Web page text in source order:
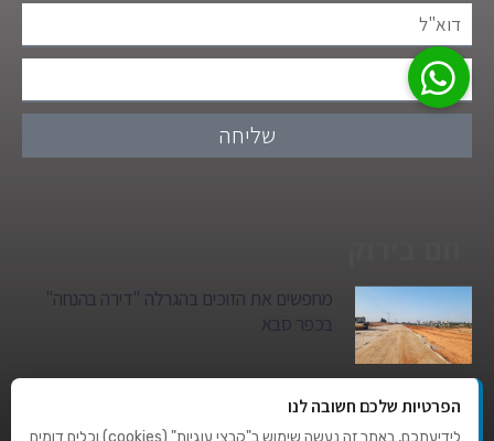
שליחה
מחפשים את הזוכים בהגרלה "דירה בהנחה"
בכפר סבא
גן הילדים של מרים סיטי יהפוך למגדל מגורים:
סגירת מעגל היסטורית במגדיאל
הפרטיות שלכם חשובה לנו
לידיעתכם, באתר זה נעשה שימוש ב"קבצי עוגיות" (cookies) וכלים דומים